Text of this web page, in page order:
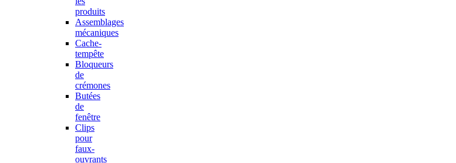
produits
Assemblages
mécaniques
Cache-
tempête
Bloqueurs
de
crémones
Butées
de
fenêtre
Clips
pour
faux-
ouvrants